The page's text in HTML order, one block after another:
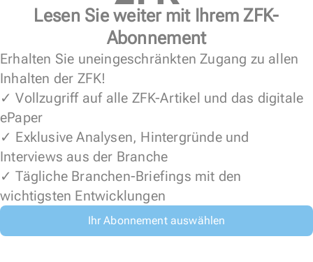
Lesen Sie weiter mit Ihrem ZFK-
Abonnement
Erhalten Sie uneingeschränkten Zugang zu allen
Inhalten der ZFK!
✓ Vollzugriff auf alle ZFK-Artikel und das digitale
ePaper
✓ Exklusive Analysen, Hintergründe und
Interviews aus der Branche
✓ Tägliche Branchen-Briefings mit den
wichtigsten Entwicklungen
Ihr Abonnement auswählen